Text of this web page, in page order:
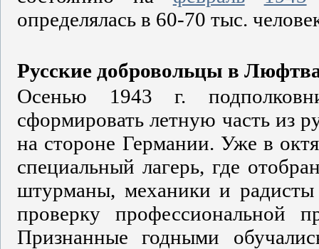
определялась в 60-70 тыс.
Русские добровольцы в
Осенью 1943 г.
сформировать летную часть из
на стороне Германии. Уже в
специальный лагерь, где
штурманы, механики и радисты
проверку профессиональной
Признанные годными